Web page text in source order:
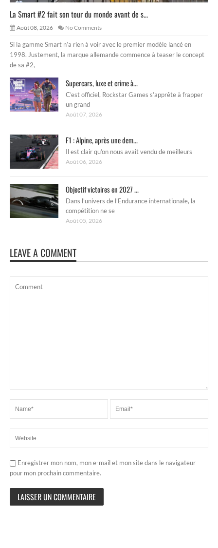
La Smart #2 fait son tour du monde avant de s...
Août 08, 2026 No Comments
Si la gamme Smart n’a rien à voir avec le premier modèle lancé en
1998. Justement, la marque allemande commence à teaser le concept
de sa #2,
Supercars, luxe et crime à...
C’est officiel, Rockstar Games s’apprête à frapper
un grand
Août 07, 2026
F1 : Alpine, après une dem...
Il est clair qu’on nous avait vendu de meilleurs
Août 06, 2026
Objectif victoires en 2027 ...
Dans l’univers de l’Endurance internationale, la
compétition ne se
Août 05, 2026
LEAVE A COMMENT
Enregistrer mon nom, mon e-mail et mon site dans le navigateur
pour mon prochain commentaire.